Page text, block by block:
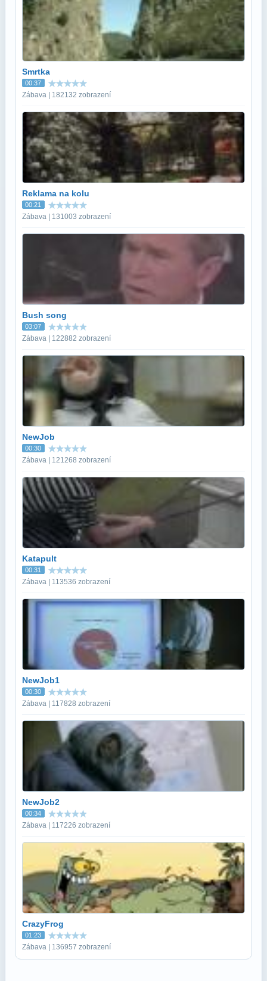
Smrtka
00:37
Zábava | 182132 zobrazení
Reklama na kolu
00:21
Zábava | 131003 zobrazení
Bush song
03:07
Zábava | 122882 zobrazení
NewJob
00:30
Zábava | 121268 zobrazení
Katapult
00:31
Zábava | 113536 zobrazení
NewJob1
00:30
Zábava | 117828 zobrazení
NewJob2
00:34
Zábava | 117226 zobrazení
CrazyFrog
01:23
Zábava | 136957 zobrazení